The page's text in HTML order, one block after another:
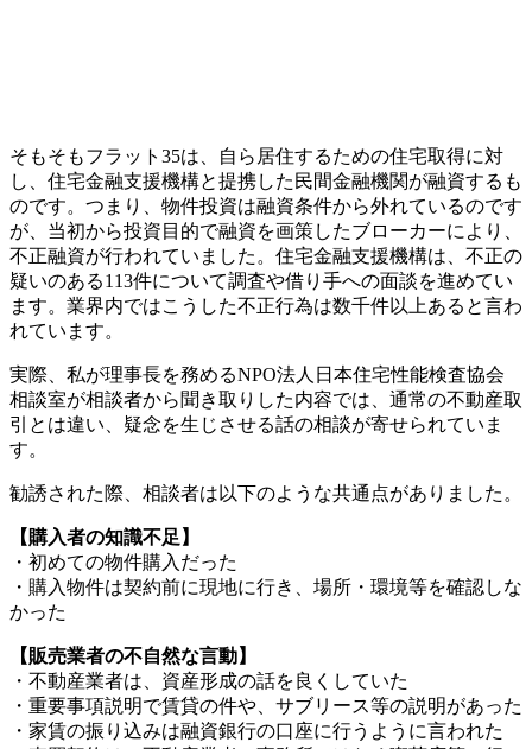
そもそもフラット35は、自ら居住するための住宅取得に対
し、住宅金融支援機構と提携した民間金融機関が融資するも
のです。つまり、物件投資は融資条件から外れているのです
が、当初から投資目的で融資を画策したブローカーにより、
不正融資が行われていました。住宅金融支援機構は、不正の
疑いのある113件について調査や借り手への面談を進めてい
ます。業界内ではこうした不正行為は数千件以上あると言わ
れています。
実際、私が理事長を務めるNPO法人日本住宅性能検査協会
相談室が相談者から聞き取りした内容では、通常の不動産取
引とは違い、疑念を生じさせる話の相談が寄せられていま
す。
勧誘された際、相談者は以下のような共通点がありました。
【購入者の知識不足】
・初めての物件購入だった
・購入物件は契約前に現地に行き、場所・環境等を確認しな
かった
【販売業者の不自然な言動】
・不動産業者は、資産形成の話を良くしていた
・重要事項説明で賃貸の件や、サブリース等の説明があった
・家賃の振り込みは融資銀行の口座に行うように言われた